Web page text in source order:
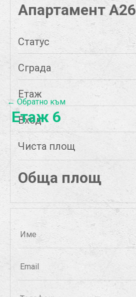
Апартамент А26
Статус
Сграда
Етаж
Вход
Чиста площ
Обща площ
← Обратно към
Етаж 6